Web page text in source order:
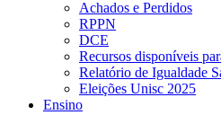
Achados e Perdidos
RPPN
DCE
Recursos disponíveis
Relatório de Igualdade
Eleições Unisc 2025
Ensino